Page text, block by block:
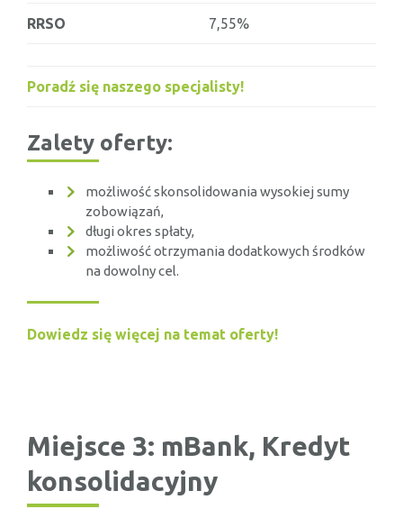
RRSO 7,55%
Poradź się naszego specjalisty!
Zalety oferty:
możliwość skonsolidowania wysokiej sumy
zobowiązań,
długi okres spłaty,
możliwość otrzymania dodatkowych środków
na dowolny cel.
Dowiedz się więcej na temat oferty!
Miejsce 3: mBank, Kredyt
konsolidacyjny